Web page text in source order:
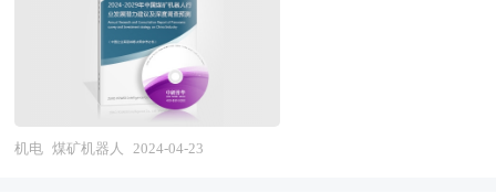
面对一些挑战，包括如何提高用户体验、降低运营
成本以及应对激烈的市场竞争。 综上所述，共享
充电宝行业虽然在资本市场上经历了一些波动，但
其服务和市场基础仍然稳固，未来的发展前景值得
期待。随着技术的进步和用户需求的变化，共享充
市场调研，参考国家统计局、国家商务部、国家发
改委、国务院发展研究中心、行业协会、中国行业
研究网、全国及海外专业研究机构提供的大量权威
资料，并对多位业内资深专家进行深入访谈的基础
上，通过与国际同步的市场研究工具、理论和模型
机电 煤矿机器人 2024-04-23